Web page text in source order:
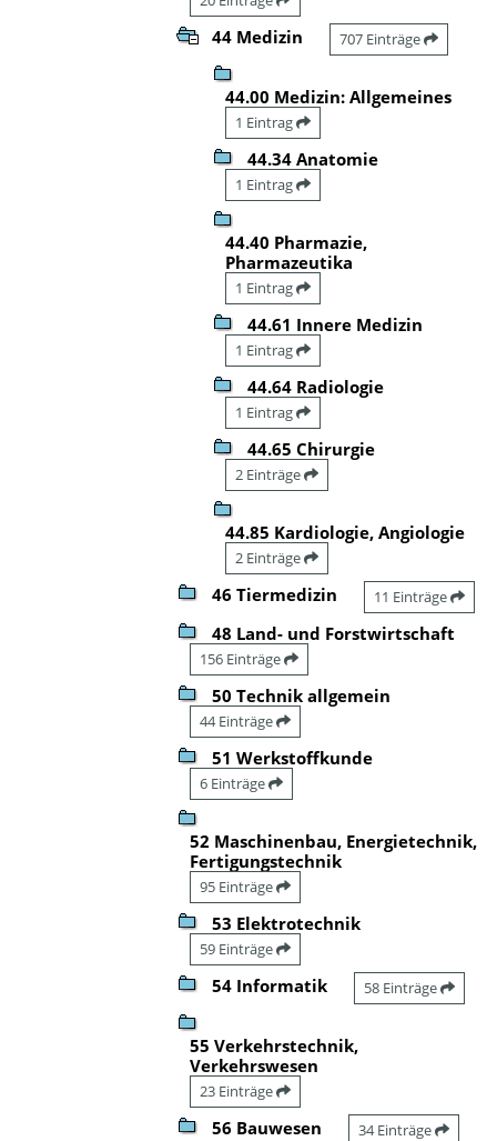
44 Medizin 707 Einträge
44.00 Medizin: Allgemeines
1 Eintrag
44.34 Anatomie
1 Eintrag
44.40 Pharmazie,
Pharmazeutika
1 Eintrag
44.61 Innere Medizin
1 Eintrag
44.64 Radiologie
1 Eintrag
44.65 Chirurgie
2 Einträge
44.85 Kardiologie, Angiologie
2 Einträge
46 Tiermedizin 11 Einträge
48 Land- und Forstwirtschaft
156 Einträge
50 Technik allgemein
44 Einträge
51 Werkstoffkunde
6 Einträge
52 Maschinenbau, Energietechnik,
Fertigungstechnik
95 Einträge
53 Elektrotechnik
59 Einträge
54 Informatik 58 Einträge
55 Verkehrstechnik,
Verkehrswesen
23 Einträge
56 Bauwesen 34 Einträge